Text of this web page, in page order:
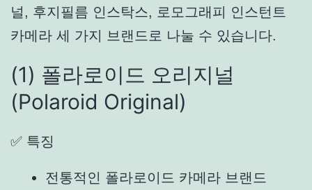
널, 후지필름 인스탁스, 로모그래피 인스턴트
카메라 세 가지 브랜드로 나눌 수 있습니다.
(1) 폴라로이드 오리지널
(Polaroid Original)
✅ 특징
전통적인 폴라로이드 카메라 브랜드